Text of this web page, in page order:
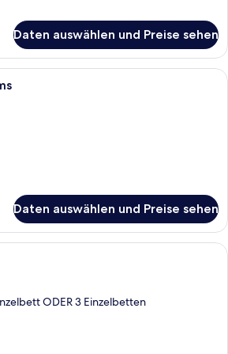
Daten auswählen und Preise sehen
Ein Hotelzimmer mit Bett,
Daten auswählen und Preise sehen
Ein Hotelzimmer mit drei Betten,
ODER 3 Einzelbetten